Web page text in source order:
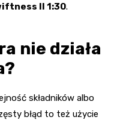
II 1:30.
nie działa
składników albo
błąd to też użycie